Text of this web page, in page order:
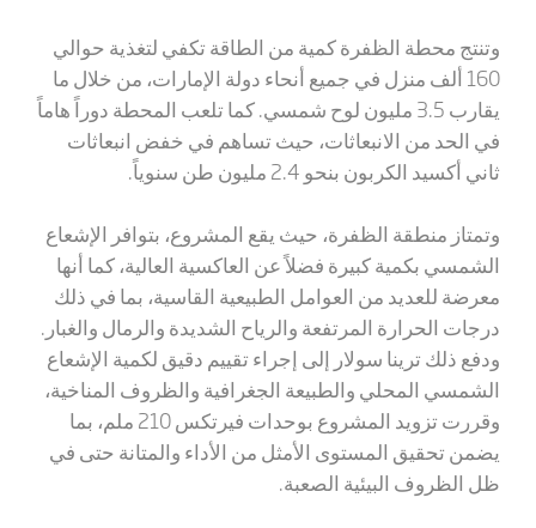
وتنتج محطة الظفرة كمية من الطاقة تكفي لتغذية حوالي
160 ألف منزل في جميع أنحاء دولة الإمارات، من خلال ما
يقارب 3.5 مليون لوح شمسي. كما تلعب المحطة دوراً هاماً
في الحد من الانبعاثات، حيث تساهم في خفض انبعاثات
ثاني أكسيد الكربون بنحو 2.4 مليون طن سنوياً.
وتمتاز منطقة الظفرة، حيث يقع المشروع، بتوافر الإشعاع
الشمسي بكمية كبيرة فضلاً عن العاكسية العالية، كما أنها
معرضة للعديد من العوامل الطبيعية القاسية، بما في ذلك
درجات الحرارة المرتفعة والرياح الشديدة والرمال والغبار.
ودفع ذلك ترينا سولار إلى إجراء تقييم دقيق لكمية الإشعاع
الشمسي المحلي والطبيعة الجغرافية والظروف المناخية،
وقررت تزويد المشروع بوحدات فيرتكس 210 ملم، بما
يضمن تحقيق المستوى الأمثل من الأداء والمتانة حتى في
ظل الظروف البيئية الصعبة.